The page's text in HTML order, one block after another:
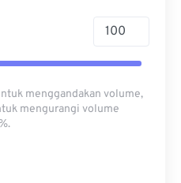
menggandakan volume,
mengurangi volume